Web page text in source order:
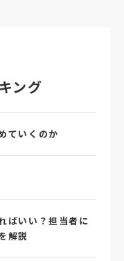
告
#転職フェア
珠繋ぎ
#就活動向
ング
ていくのか
ばいい？担当者に
解説